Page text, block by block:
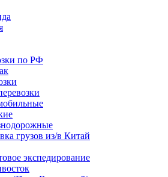
по РФ
грузов из/в Китай
экспедирование